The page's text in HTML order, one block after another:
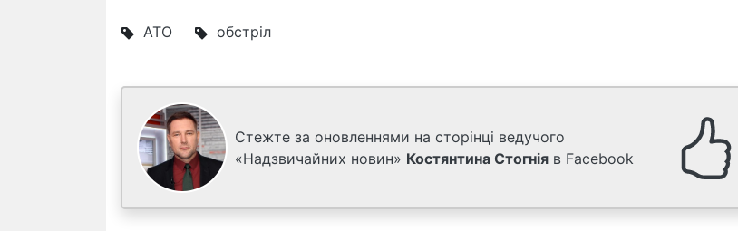
АТО обстріл
Стежте за оновленнями на сторінці ведучого
«Надзвичайних новин» Костянтина Стогнія в Facebook